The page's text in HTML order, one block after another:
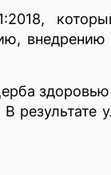
результате